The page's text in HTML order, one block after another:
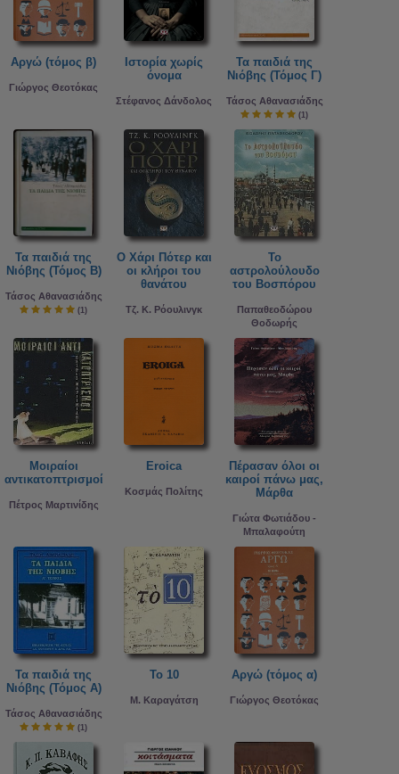
Αργώ (τόμος β)
Γιώργος Θεοτόκας
Ιστορία χωρίς
όνομα
Στέφανος Δάνδολος
Τα παιδιά της
Νιόβης (Τόμος Γ)
Τάσος Αθανασιάδης
(1)
Τα παιδιά της
Νιόβης (Τόμος Β)
Τάσος Αθανασιάδης
(1)
Ο Χάρι Πότερ και
οι κλήροι του
θανάτου
Τζ. Κ. Ρόουλινγκ
Το
αστρολούλουδο
του Βοσπόρου
Παπαθεοδώρου
Θοδωρής
Μοιραίοι
αντικατοπτρισμοί
Πέτρος Μαρτινίδης
Eroica
Κοσμάς Πολίτης
Πέρασαν όλοι οι
καιροί πάνω μας,
Μάρθα
Γιώτα Φωτιάδου -
Μπαλαφούτη
Τα παιδιά της
Νιόβης (Τόμος Α)
Τάσος Αθανασιάδης
(1)
Το 10
Μ. Καραγάτση
Αργώ (τόμος α)
Γιώργος Θεοτόκας